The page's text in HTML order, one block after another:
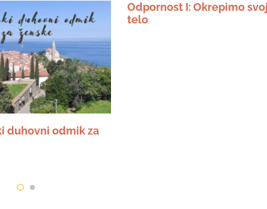
duhovni odmik za
Odpornost I: Okrepimo
telo